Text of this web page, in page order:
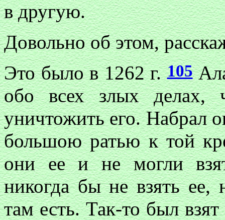
в другую.
Довольно об этом,
Это было в 1262 г.105
обо всех злых делах,
уничтожить его. Набрал
большою ратью к той
они ее и не могли
никогда бы не взять ее,
там есть. Так-то был